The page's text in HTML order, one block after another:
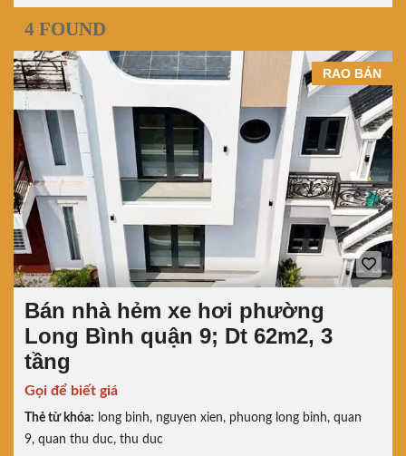
4 FOUND
RAO BÁN
Bán nhà hẻm xe hơi phường
Long Bình quận 9; Dt 62m2, 3
tầng
Gọi để biết giá
Thẻ từ khóa: long binh, nguyen xien, phuong long binh, quan
9, quan thu duc, thu duc